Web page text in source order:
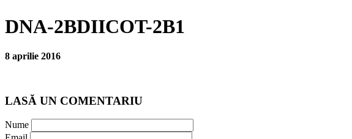
DNA-2BDIICOT-2B1
8 aprilie 2016
LASĂ UN COMENTARIU
Nume